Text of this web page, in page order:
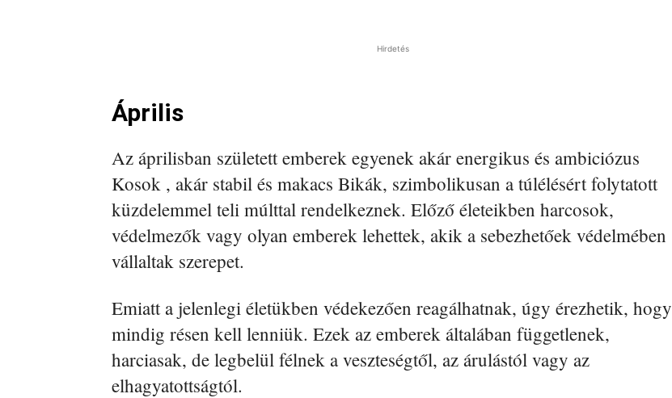
Hirdetés
Április
Az áprilisban született emberek egyenek akár energikus és ambiciózus
Kosok , akár stabil és makacs Bikák, szimbolikusan a túlélésért folytatott
küzdelemmel teli múlttal rendelkeznek. Előző életeikben harcosok,
védelmezők vagy olyan emberek lehettek, akik a sebezhetőek védelmében
vállaltak szerepet.
Emiatt a jelenlegi életükben védekezően reagálhatnak, úgy érezhetik, hogy
mindig résen kell lenniük. Ezek az emberek általában függetlenek,
harciasak, de legbelül félnek a veszteségtől, az árulástól vagy az
elhagyatottságtól.